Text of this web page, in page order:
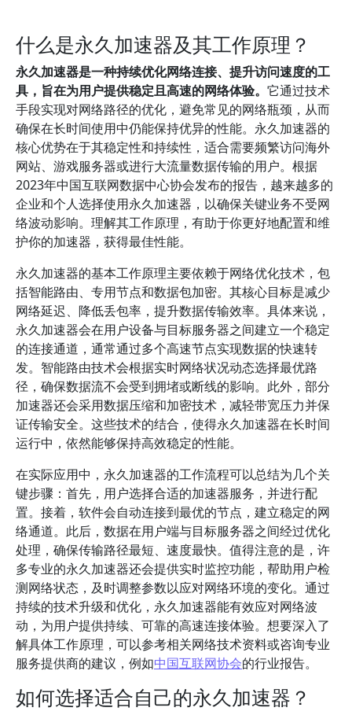
什么是永久加速器及其工作原理？
永久加速器是一种持续优化网络连接、提升访问速度的工
具，旨在为用户提供稳定且高速的网络体验。 它通过技术
手段实现对网络路径的优化，避免常见的网络瓶颈，从而
确保在长时间使用中仍能保持优异的性能。永久加速器的
核心优势在于其稳定性和持续性，适合需要频繁访问海外
网站、游戏服务器或进行大流量数据传输的用户。根据
2023年中国互联网数据中心协会发布的报告，越来越多的
企业和个人选择使用永久加速器，以确保关键业务不受网
络波动影响。理解其工作原理，有助于你更好地配置和维
护你的加速器，获得最佳性能。
永久加速器的基本工作原理主要依赖于网络优化技术，包
括智能路由、专用节点和数据包加密。其核心目标是减少
网络延迟、降低丢包率，提升数据传输效率。具体来说，
永久加速器会在用户设备与目标服务器之间建立一个稳定
的连接通道，通常通过多个高速节点实现数据的快速转
发。智能路由技术会根据实时网络状况动态选择最优路
径，确保数据流不会受到拥堵或断线的影响。此外，部分
加速器还会采用数据压缩和加密技术，减轻带宽压力并保
证传输安全。这些技术的结合，使得永久加速器在长时间
运行中，依然能够保持高效稳定的性能。
在实际应用中，永久加速器的工作流程可以总结为几个关
键步骤：首先，用户选择合适的加速器服务，并进行配
置。接着，软件会自动连接到最优的节点，建立稳定的网
络通道。此后，数据在用户端与目标服务器之间经过优化
处理，确保传输路径最短、速度最快。值得注意的是，许
多专业的永久加速器还会提供实时监控功能，帮助用户检
测网络状态，及时调整参数以应对网络环境的变化。通过
持续的技术升级和优化，永久加速器能有效应对网络波
动，为用户提供持续、可靠的高速连接体验。想要深入了
解具体工作原理，可以参考相关网络技术资料或咨询专业
服务提供商的建议，例如中国互联网协会的行业报告。
如何选择适合自己的永久加速器？